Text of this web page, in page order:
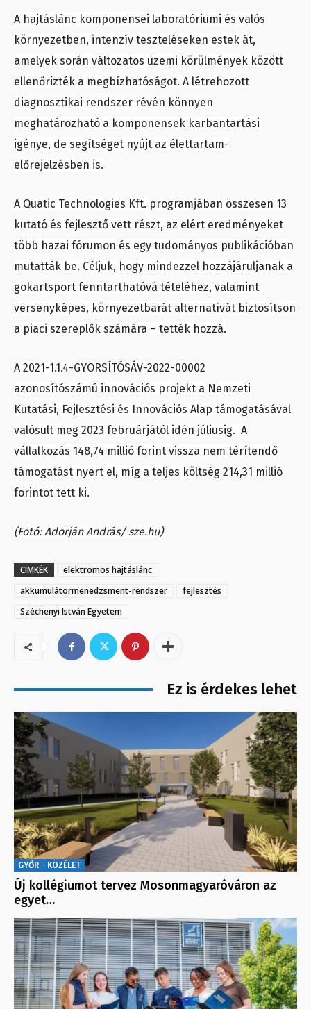
A hajtáslánc komponensei laboratóriumi és valós
környezetben, intenzív teszteléseken estek át,
amelyek során változatos üzemi körülmények között
ellenőrizték a megbízhatóságot. A létrehozott
diagnosztikai rendszer révén könnyen
meghatározható a komponensek karbantartási
igénye, de segítséget nyújt az élettartam-
előrejelzésben is.
A Quatic Technologies Kft. programjában összesen 13
kutató és fejlesztő vett részt, az elért eredményeket
több hazai fórumon és egy tudományos publikációban
mutatták be. Céljuk, hogy mindezzel hozzájáruljanak a
gokartsport fenntarthatóvá tételéhez, valamint
versenyképes, környezetbarát alternatívát biztosítson
a piaci szereplők számára – tették hozzá.
A 2021-1.1.4-GYORSÍTÓSÁV-2022-00002
azonosítószámú innovációs projekt a Nemzeti
Kutatási, Fejlesztési és Innovációs Alap támogatásával
valósult meg 2023 februárjától idén júliusig. A
vállalkozás 148,74 millió forint vissza nem térítendő
támogatást nyert el, míg a teljes költség 214,31 millió
forintot tett ki.
(Fotó: Adorján András/ sze.hu)
CÍMKÉK
elektromos hajtáslánc
akkumulátormenedzsment-rendszer
fejlesztés
Széchenyi István Egyetem
Ez is érdekes lehet
GYŐR - KÖZÉLET
Új kollégiumot tervez Mosonmagyaróváron az
egyet…